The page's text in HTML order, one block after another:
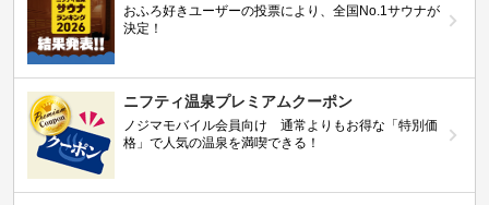
おふろ好きユーザーの投票により、全国No.1サウナが
決定！
ニフティ温泉プレミアムクーポン
ノジマモバイル会員向け 通常よりもお得な「特別価
格」で人気の温泉を満喫できる！